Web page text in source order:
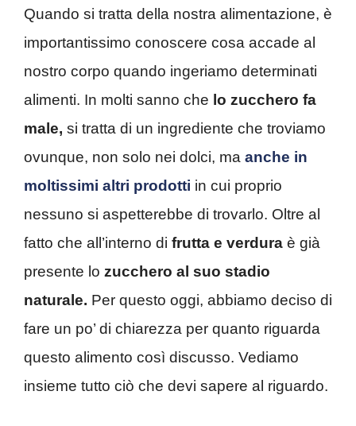
Quando si tratta della nostra alimentazione, è
importantissimo conoscere cosa accade al
nostro corpo quando ingeriamo determinati
alimenti. In molti sanno che lo zucchero fa
male, si tratta di un ingrediente che troviamo
ovunque, non solo nei dolci, ma anche in
moltissimi altri prodotti in cui proprio
nessuno si aspetterebbe di trovarlo. Oltre al
fatto che all’interno di frutta e verdura è già
presente lo zucchero al suo stadio
naturale. Per questo oggi, abbiamo deciso di
fare un po’ di chiarezza per quanto riguarda
questo alimento così discusso. Vediamo
insieme tutto ciò che devi sapere al riguardo.